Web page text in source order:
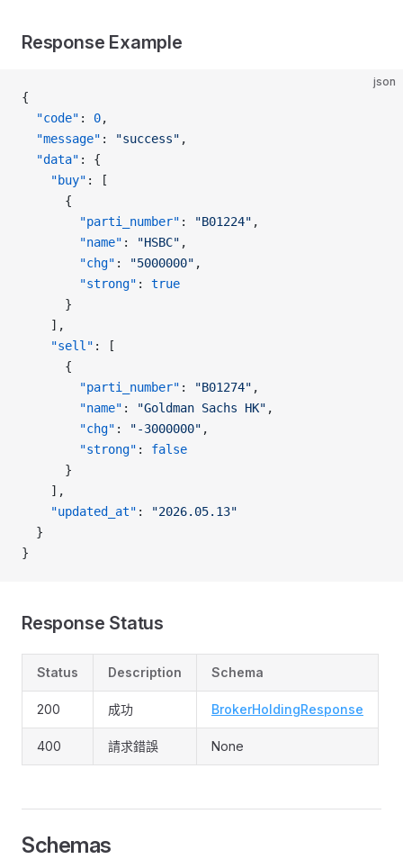
Response Example
json
{
  "code"
: 0,
  "message"
: "success" ,
  "data"
: {
    "buy"
: [
      {
        "parti_number"
: "B01224" ,
        "name"
: "HSBC" ,
        "chg"
: "5000000" ,
        "strong"
: true
      }
    ],
    "sell"
: [
      {
        "parti_number"
: "B01274" ,
        "name"
: "Goldman Sachs HK" ,
        "chg"
: "-3000000" ,
        "strong"
: false
      }
    ],
    "updated_at"
:
"2026.05.13"
  }
}
Response Status
Status Description Schema
200 成功 BrokerHoldingResponse
400 請求錯誤 None
Schemas